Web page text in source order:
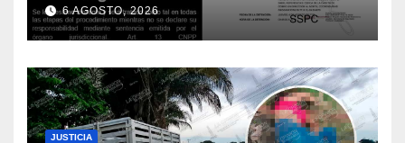
6 AGOSTO, 2026
JUSTICIA